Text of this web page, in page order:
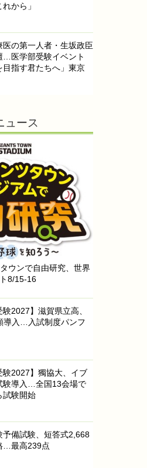
から」
医の第一人者・生坂政臣
…医学部受験イベント
目指す君たちへ」東京
ュース
ウンで自由研究、世界
8/15-16
験2027】滋賀県立高、
導入…入試制度パンフ
験2027】獨協大、イブ
験導入…全国13会場で
試験開始
予備試験、短答式2,668
…最高239点